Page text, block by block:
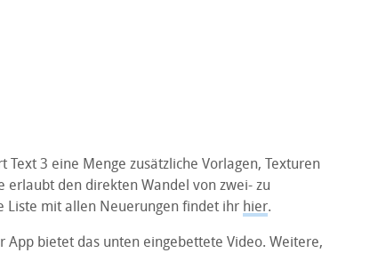
3 eine Menge zusätzliche Vorlagen, Texturen
erlaubt den direkten Wandel von zwei- zu
Liste mit allen Neuerungen findet ihr hier.
App bietet das unten eingebettete Video. Weitere,